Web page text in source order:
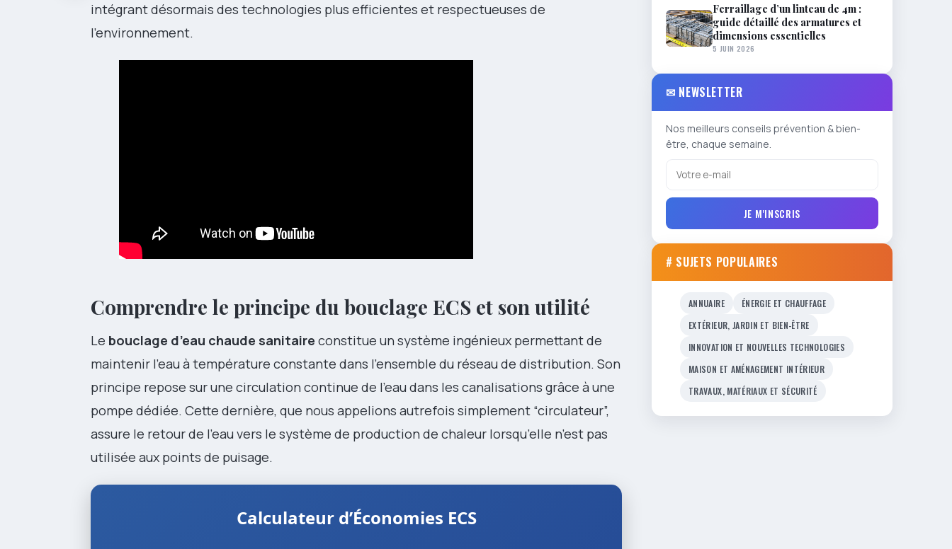
intégrant désormais des technologies plus efficientes et respectueuses de
l’environnement.
Comprendre le principe du bouclage ECS et son utilité
Le bouclage d’eau chaude sanitaire constitue un système ingénieux permettant de
maintenir l’eau à température constante dans l’ensemble du réseau de distribution. Son
principe repose sur une circulation continue de l’eau dans les canalisations grâce à une
pompe dédiée. Cette dernière, que nous appelions autrefois simplement “circulateur”,
assure le retour de l’eau vers le système de production de chaleur lorsqu’elle n’est pas
utilisée aux points de puisage.
Calculateur d’Économies ECS
Ferraillage d’un linteau de 4m :
guide détaillé des armatures et
dimensions essentielles
5 JUIN 2026
✉ NEWSLETTER
Nos meilleurs conseils prévention & bien-
être, chaque semaine.
JE M'INSCRIS
# SUJETS POPULAIRES
ANNUAIRE
ÉNERGIE ET CHAUFFAGE
EXTÉRIEUR, JARDIN ET BIEN-ÊTRE
INNOVATION ET NOUVELLES TECHNOLOGIES
MAISON ET AMÉNAGEMENT INTÉRIEUR
TRAVAUX, MATÉRIAUX ET SÉCURITÉ